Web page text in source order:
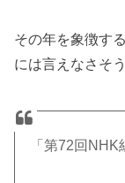
その年を象徴す
には言えなさそう
「第72回NHK